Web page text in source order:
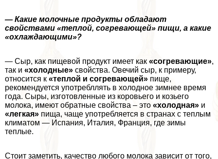
— Какие молочные продукты обладают
свойствами «теплой, согревающей» пищи, а какие
«охлаждающими»?
— Сыр, как пищевой продукт имеет как «согревающие»,
так и «холодные» свойства. Овечий сыр, к примеру,
относится к «теплой и согревающей» пище,
рекомендуется употрeбллять в холодное зимнее время
года. Сыры, изготовленные из коровьего и козьего
молока, имеют обратные свойства – это «холодная» и
«легкая» пища, чаще употрeбляется в странах с теплым
климатом — Испания, Италия, Франция, где зимы
теплые.
Стоит заметить, качество любого молока зависит от того,